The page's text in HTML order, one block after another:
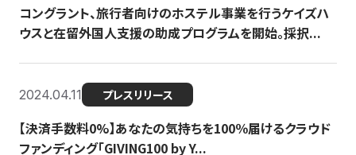
コングラント、旅行者向けのホステル事業を行うケイズハ
ウスと在留外国人支援の助成プログラムを開始。採択...
2024.04.11 プレスリリース
【決済手数料0%】あなたの気持ちを100％届けるクラウド
ファンディング「GIVING100 by Y...